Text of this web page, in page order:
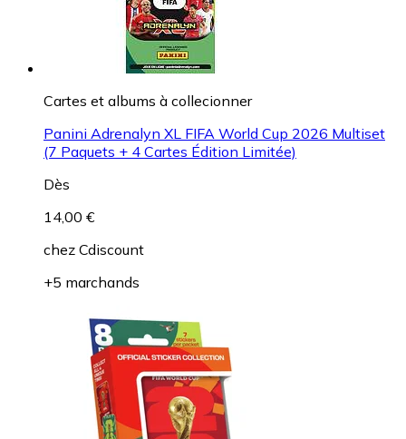
Cartes et albums à collecionner
Panini Adrenalyn XL FIFA World Cup 2026 Multiset
(7 Paquets + 4 Cartes Édition Limitée)
Dès
14,00 €
chez Cdiscount
+5 marchands